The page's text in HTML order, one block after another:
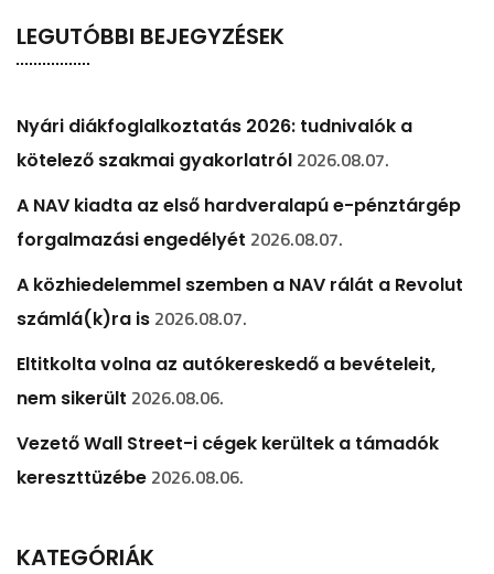
LEGUTÓBBI BEJEGYZÉSEK
Nyári diákfoglalkoztatás 2026: tudnivalók a
kötelező szakmai gyakorlatról 2026.08.07.
A NAV kiadta az első hardveralapú e-pénztárgép
forgalmazási engedélyét 2026.08.07.
A közhiedelemmel szemben a NAV rálát a Revolut
számlá(k)ra is 2026.08.07.
Eltitkolta volna az autókereskedő a bevételeit,
nem sikerült 2026.08.06.
Vezető Wall Street-i cégek kerültek a támadók
kereszttüzébe 2026.08.06.
KATEGÓRIÁK